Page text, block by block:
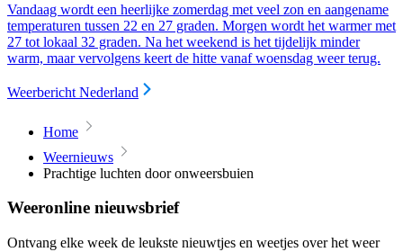
Vandaag wordt een heerlijke zomerdag met veel zon en aangename
temperaturen tussen 22 en 27 graden. Morgen wordt het warmer met
27 tot lokaal 32 graden. Na het weekend is het tijdelijk minder
warm, maar vervolgens keert de hitte vanaf woensdag weer terug.
Weerbericht Nederland
Home
Weernieuws
Prachtige luchten door onweersbuien
Weeronline nieuwsbrief
Ontvang elke week de leukste nieuwtjes en weetjes over het weer